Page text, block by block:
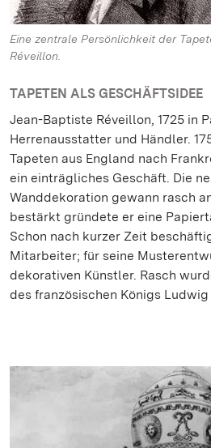
Eine zentrale Persönlichkeit der
Réveillon.
TAPETEN ALS GESCHÄFTSIDEE
Jean-Baptiste Réveillon, 1725 in
Herrenausstatter und Händler.
Tapeten aus England nach
ein einträgliches Geschäft. Die
Wanddekoration gewann rasch
bestärkt gründete er eine
Schon nach kurzer Zeit
Mitarbeiter; für seine
dekorativen Künstler. Rasch
des französischen Königs Ludwig